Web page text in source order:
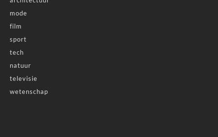
mode
film
sport
tech
natuur
televisie
wetenschap